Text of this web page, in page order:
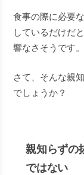
食事の際に必要
しているだけだ
響なさそうです。
さて、そんな親
でしょうか？
親知らずの
ではない